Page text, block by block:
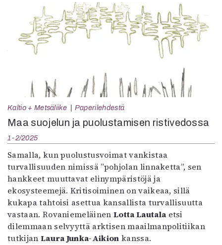
Sámegillii
Pääkirjoitus
Paperilehdestä
Oulu2026
Levyt
Kuvataide
In English
Esitystaide
Lehdet
4/2026
2–3/2026
1/2026
6/2025
5/2025 saame
5/2025
Kaltio + Metsäliike Paperilehdestä
Maa suojelun ja puolustamisen ristivedossa
1-2/2025
Samalla, kun puolustusvoimat vankistaa
turvallisuuden nimissä ”pohjolan linnaketta”, sen
hankkeet muuttavat elinympäristöjä ja
ekosysteemejä. Kritisoiminen on vaikeaa, sillä
kukapa tahtoisi asettua kansallista turvallisuutta
vastaan. RovaniemeläinenLotta Lautala etsi
dilemmaan selvyyttä arktisen maailmanpolitiikan
tutkijan Laura Junka-Aikion kanssa.